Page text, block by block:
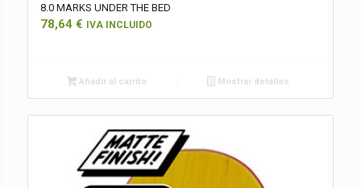
8.0 MARKS UNDER THE BED
78,64 € IVA INCLUIDO
Añadir al carrito Mostrar detalles